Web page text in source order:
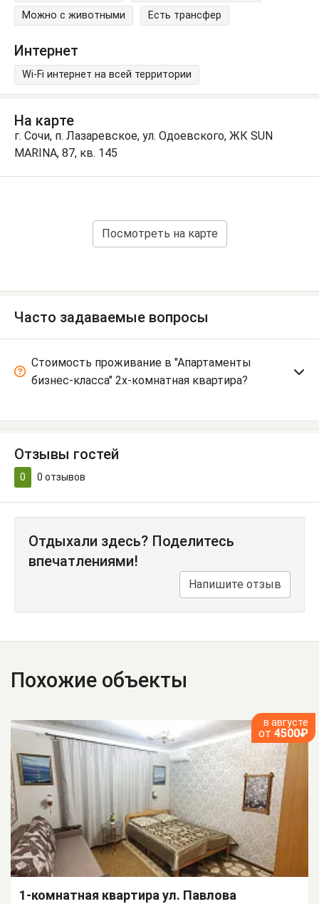
Можно с животными
Есть трансфер
Интернет
Wi-Fi интернет на всей территории
На карте
г. Сочи, п. Лазаревское, ул. Одоевского, ЖК SUN
MARINA, 87, кв. 145
Посмотреть на карте
Часто задаваемые вопросы
Стоимость проживание в "Апартаменты
бизнес-класса" 2х-комнатная квартира?
Отзывы гостей
0 0 отзывов
Отдыхали здесь? Поделитесь
впечатлениями!
Напишите отзыв
Похожие объекты
в августе
от 4500₽
1-комнатная квартира ул. Павлова